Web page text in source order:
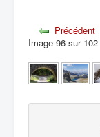
Précédent
Image 96 sur 102